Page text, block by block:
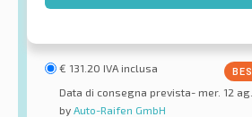
€ 131.20 IVA inclusa
Data di consegna prevista- mer. 12
by Auto-Raifen GmbH